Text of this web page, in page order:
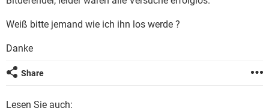
FACEBOOK HARDWARE
Weiß bitte jemand wie ich ihn los werde ?
Danke
Share
Lesen Sie auch: